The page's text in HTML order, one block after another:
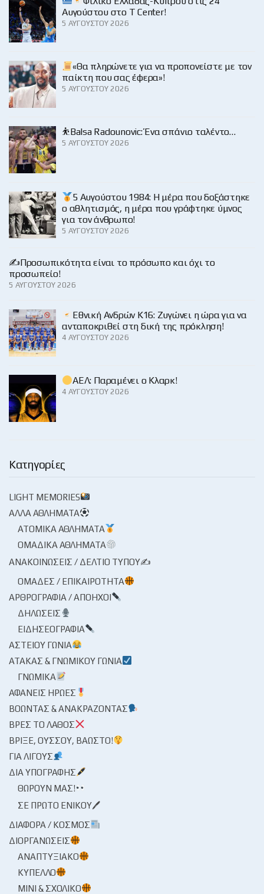
Αυγούστου στο Τ Center!
5 ΑΥΓΟΎΣΤΟΥ 2026
«Θα πληρώνετε για να προπονείστε με τον
παίκτη που σας έφερα»!
5 ΑΥΓΟΎΣΤΟΥ 2026
⛹️Balsa Radounovic: Ένα σπάνιο ταλέντο…
5 ΑΥΓΟΎΣΤΟΥ 2026
5 Αυγούστου 1984: Η μέρα που δοξάστηκε
ο αθλητισμός, η μέρα που γράφτηκε ύμνος
για τον άνθρωπο!
5 ΑΥΓΟΎΣΤΟΥ 2026
✍️Προσωπικότητα είναι το πρόσωπο και όχι το
προσωπείο!
5 ΑΥΓΟΎΣΤΟΥ 2026
Εθνική Ανδρών Κ16: Ζυγώνει η ώρα για να
ανταποκριθεί στη δική της πρόκληση!
4 ΑΥΓΟΎΣΤΟΥ 2026
ΑΕΛ: Παραμένει ο Κλαρκ!
4 ΑΥΓΟΎΣΤΟΥ 2026
Κατηγορίες
LIGHT MEMORIES
ΆΛΛΑ ΑΘΛΉΜΑΤΑ
ΑΤΟΜΙΚΆ ΑΘΛΉΜΑΤΑ
ΟΜΑΔΙΚΆ ΑΘΛΉΜΑΤΑ
ΑΝΑΚΟΙΝΏΣΕΙΣ / ΔΕΛΤΊΟ ΤΎΠΟΥ✍
ΟΜΆΔΕΣ / ΕΠΙΚΑΙΡΌΤΗΤΑ
ΑΡΘΡΟΓΡΑΦΊΑ / ΑΠΌΗΧΟΙ
ΔΗΛΏΣΕΙΣ
ΕΙΔΗΣΕΟΓΡΑΦΊΑ
ΑΣΤΕΊΟΥ ΓΩΝΊΑ
ΑΤΆΚΑΣ & ΓΝΩΜΙΚΟΎ ΓΩΝΊΑ
ΓΝΩΜΙΚΆ
ΑΦΑΝΕΊΣ ΉΡΩΕΣ
ΒΟΏΝΤΑΣ & ΑΝΑΚΡΆΖΟΝΤΑΣ
ΒΡΕΣ ΤΟ ΛΆΘΟΣ
ΒΡΊΞΕ, ΟΎΣΣΟΥ, ΒΆΩΣΤΟ!
ΓΙΑ ΛΊΓΟΥΣ
ΔΙΑ ΥΠΟΓΡΑΦΉΣ
ΘΩΡΟΎΝ ΜΑΣ!
ΣΕ ΠΡΏΤΟ ΕΝΙΚΟΎ🖊
ΔΙΆΦΟΡΑ / ΚΌΣΜΟΣ
ΔΙΟΡΓΑΝΏΣΕΙΣ
ΑΝΑΠΤΥΞΙΑΚΌ
ΚΎΠΕΛΛΟ
ΜΊΝΙ & ΣΧΟΛΙΚΌ